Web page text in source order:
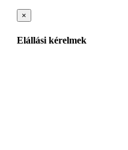
×
Elállási kérelmek